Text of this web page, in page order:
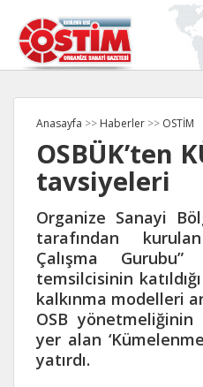
Anasayfa >> Haberler >> OSTİM
OSBÜK’ten
tavsiyeleri
Organize Sanayi
tarafından
Çalışma
temsilcisinin
kalkınma modelleri
OSB
yer alan
yatırdı.